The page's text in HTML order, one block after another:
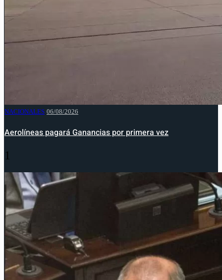
NACIONALES 06/08/2026
Aerolíneas pagará Ganancias por primera vez
1